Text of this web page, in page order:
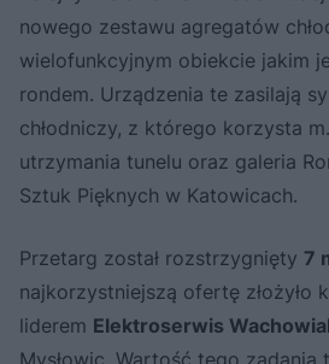
nowego zestawu agregatów
wielofunkcyjnym obiekcie jakim
rondem. Urządzenia te zasilają
chłodniczy, z którego korzysta
utrzymania tunelu oraz galeria
Sztuk Pięknych w Katowicach.
Przetarg został rozstrzygnięty 7
najkorzystniejszą ofertę złożyło
liderem Elektroserwis
Mysłowic. Wartość tego zadania